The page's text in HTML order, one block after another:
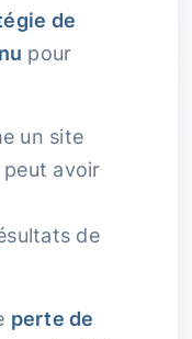
de
pour
un site
avoir
de
perte de